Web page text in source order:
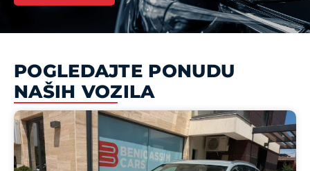
POGLEDAJTE PONUDU
NAŠIH VOZILA